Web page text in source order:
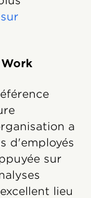
sur
a
d'employés
sur
lieu